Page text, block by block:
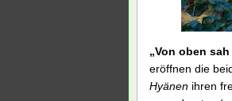
„Von oben
eröffnen die
Hyänen ihren